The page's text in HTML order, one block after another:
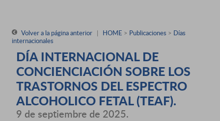
Volver a la página anterior | HOME > Publicaciones > Días
internacionales
DÍA INTERNACIONAL DE
CONCIENCIACIÓN SOBRE LOS
TRASTORNOS DEL ESPECTRO
ALCOHOLICO FETAL (TEAF).
9 de septiembre de 2025.